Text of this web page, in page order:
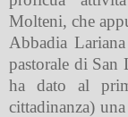
Molteni, che
Abbadia
pastorale di San
ha dato al
cittadinanza)